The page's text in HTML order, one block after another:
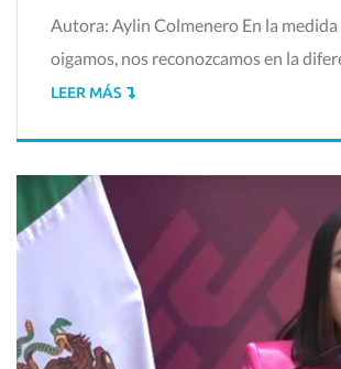
Autora: Aylin Colmenero En la medida que nos
oigamos, nos reconozcamos en la
LEER MÁS